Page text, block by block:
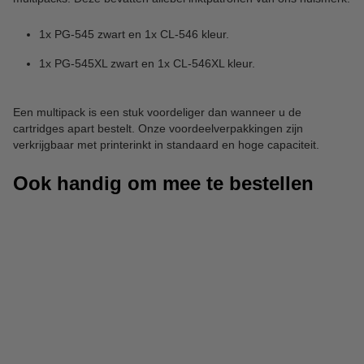
1x PG-545 zwart en 1x CL-546 kleur.
1x PG-545XL zwart en 1x CL-546XL kleur.
Een multipack is een stuk voordeliger dan wanneer u de
cartridges apart bestelt. Onze voordeelverpakkingen zijn
verkrijgbaar met printerinkt in standaard en hoge capaciteit.
Ook handig om mee te bestellen